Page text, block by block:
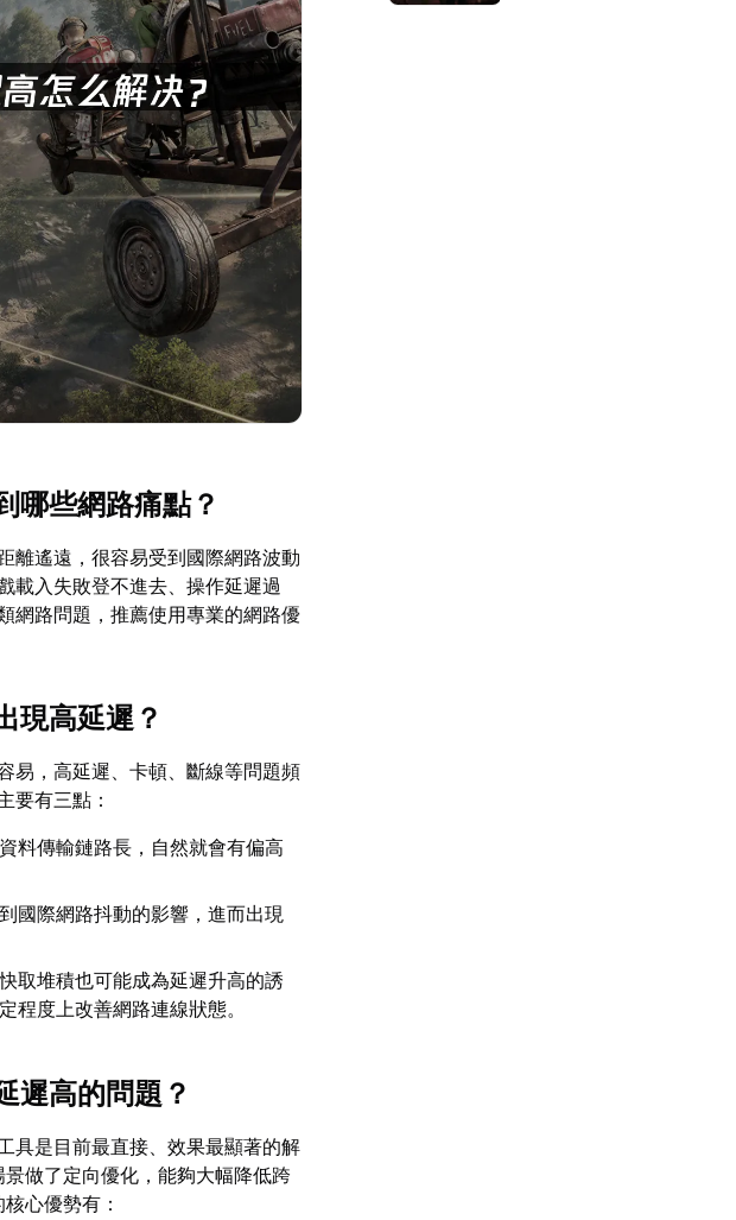
哪些網路痛點？
離遙遠，很容易受到國際網路波動
載入失敗登不進去、操作延遲過
網路問題，推薦使用專業的網路優
現高延遲？
易，高延遲、卡頓、斷線等問題頻
要有三點：
料傳輸鏈路長，自然就會有偏高
國際網路抖動的影響，進而出現
取堆積也可能成為延遲升高的誘
程度上改善網路連線狀態。
遲高的問題？
具是目前最直接、效果最顯著的解
做了定向優化，能夠大幅降低跨
核心優勢有：